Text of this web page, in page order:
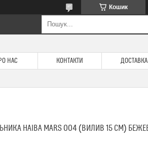
Кошик
НАС КОНТАКТИ
HAIBA MARS 004 (ВИЛИВ 15 СМ)